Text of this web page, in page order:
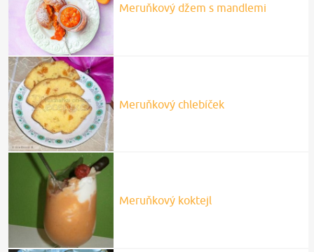
Meruňkový džem s mandlemi
Meruňkový chlebíček
Meruňkový koktejl